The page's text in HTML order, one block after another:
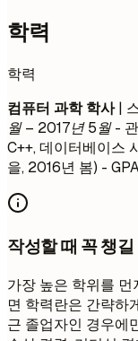
학력
학력
컴퓨터 과학 학사|
월 – 2017년 5월- 관
C++, 데이터베이스
을, 2016년 봄) -
작성할 때 꼭 챙길
가장 높은 학위를
면 학력란은 간략하
근 졸업자인 경우에